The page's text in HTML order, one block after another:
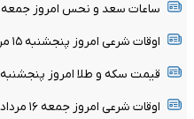
ساعات سعد و نحس امروز جمعه ۱۶ مرداد + جدول
اوقات شرعی امروز پنجشنبه ۱۵ مرداد ۱۴۰۵
قیمت سکه و طلا امروز پنجشنبه ۱۵ مرداد ۱۴۰۵ + جدول
اوقات شرعی امروز جمعه ۱۶ مرداد ۱۴۰۵